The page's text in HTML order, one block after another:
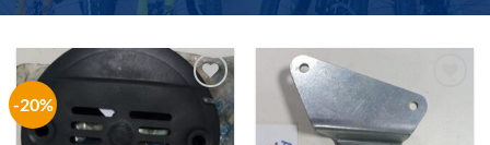
-20%
Aggiungi
alla lista
dei
Aggiungi
alla lista